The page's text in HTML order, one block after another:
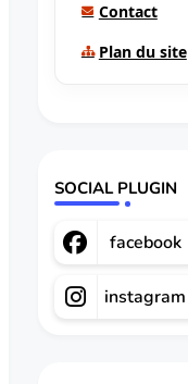
Contact
Plan du site
SOCIAL PLUGIN
facebook
instagram